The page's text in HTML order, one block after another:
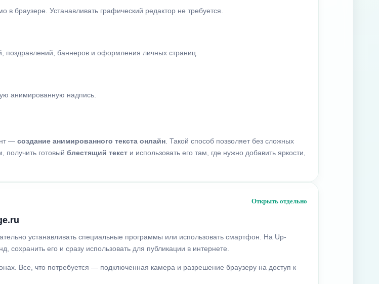
браузере. Устанавливать графический редактор не требуется.
поздравлений, баннеров и оформления личных страниц.
анимированную надпись.
— создание анимированного текста онлайн. Такой способ позволяет без сложных
готовый блестящий текст и использовать его там, где нужно добавить яркости,
Открыть отдельно
устанавливать специальные программы или использовать смартфон. На Up-
сохранить его и сразу использовать для публикации в интернете.
Все, что потребуется — подключенная камера и разрешение браузеру на доступ к